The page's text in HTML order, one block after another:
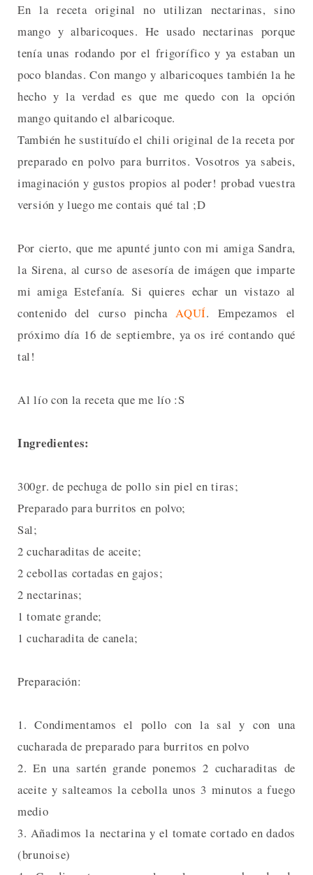
En la receta original no utilizan nectarinas, sino
mango y albaricoques. He usado nectarinas porque
tenía unas rodando por el frigorífico y ya estaban un
poco blandas. Con mango y albaricoques también la he
hecho y la verdad es que me quedo con la opción
mango quitando el albaricoque.
También he sustituído el chili original de la receta por
preparado en polvo para burritos. Vosotros ya sabeis,
imaginación y gustos propios al poder! probad vuestra
versión y luego me contais qué tal ;D
Por cierto, que me apunté junto con mi amiga Sandra,
la Sirena, al curso de asesoría de imágen que imparte
mi amiga Estefanía. Si quieres echar un vistazo al
contenido del curso pincha AQUÍ. Empezamos el
próximo día 16 de septiembre, ya os iré contando qué
tal!
Al lío con la receta que me lío :S
Ingredientes:
300gr. de pechuga de pollo sin piel en tiras;
Preparado para burritos en polvo;
Sal;
2 cucharaditas de aceite;
2 cebollas cortadas en gajos;
2 nectarinas;
1 tomate grande;
1 cucharadita de canela;
Preparación:
1. Condimentamos el pollo con la sal y con una
cucharada de preparado para burritos en polvo
2. En una sartén grande ponemos 2 cucharaditas de
aceite y salteamos la cebolla unos 3 minutos a fuego
medio
3. Añadimos la nectarina y el tomate cortado en dados
(brunoise)